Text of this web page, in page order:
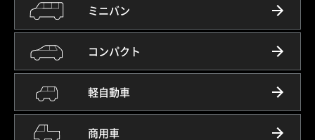
ミニバン
コンパクト
軽自動車
商用車